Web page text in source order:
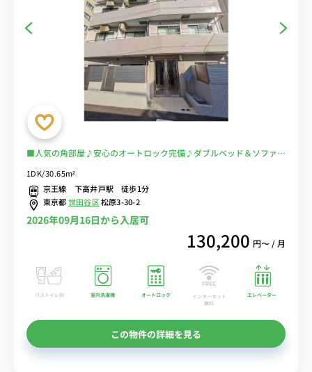
■人気の角部屋♪安心のオートロック完備♪ダブルベッド＆ソファや
からすぐ、明大前駅となり■選べるWi-Fi格安レンタル中！
1DK/30.65m²
京王線 下高井戸駅 徒歩1分
東京都世田谷区松原3-30-2
2026年09月16日から入居可
130,200 円〜 / 月
バストイレ別 室内洗濯機 オートロック
インターネット
無料
エレベーター
この物件の詳細を見る